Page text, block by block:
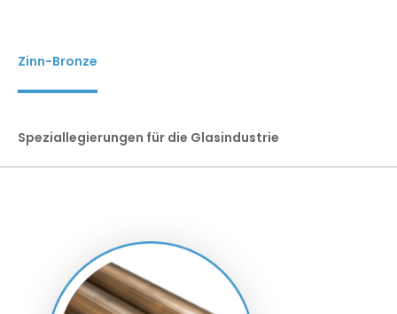
Zinn-Bronze
Speziallegierungen für die Glasindustrie